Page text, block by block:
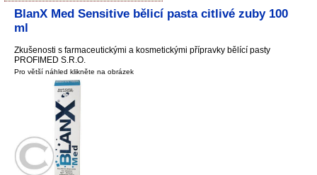
BlanX Med Sensitive bělicí pasta citlivé zuby 100
ml
Zkušenosti s farmaceutickými a kosmetickými přípravky bělící pasty
PROFIMED S.R.O.
Pro větší náhled klikněte na obrázek